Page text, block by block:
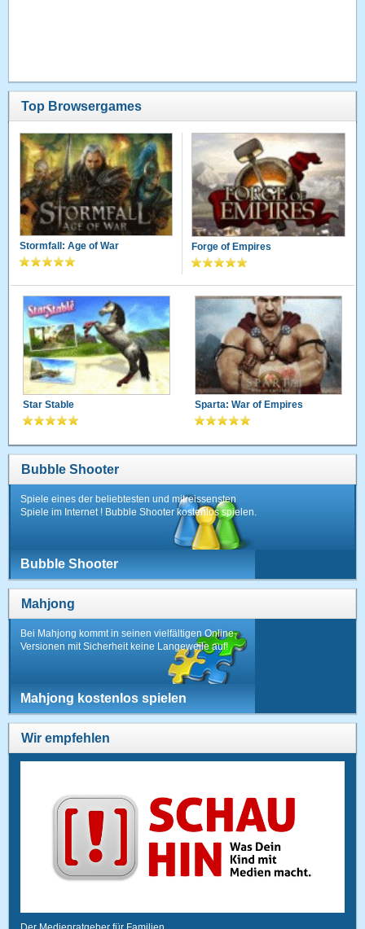
Top Browsergames
Stormfall: Age of War Forge of Empires
Star Stable Sparta: War of Empires
Bubble Shooter
Spiele eines der beliebtesten und mitreissensten
Spiele im Internet ! Bubble Shooter kostenlos spielen.
Bubble Shooter
Mahjong
Bei Mahjong kommt in seinen vielfältigen Online-
Versionen mit Sicherheit keine Langeweile auf!
Mahjong kostenlos spielen
Wir empfehlen